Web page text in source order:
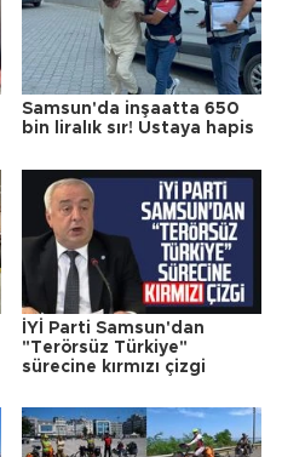
Samsun'da inşaatta 650
bin liralık sır! Ustaya hapis
İYİ Parti Samsun'dan
"Terörsüz Türkiye"
sürecine kırmızı çizgi